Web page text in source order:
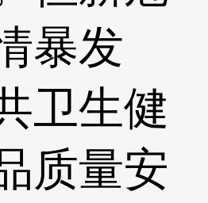
暴发
卫生健
质量安